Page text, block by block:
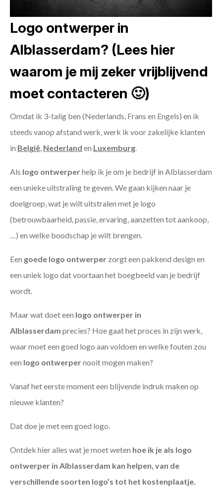
Logo ontwerper in
Alblasserdam? (Lees hier
waarom je mij zeker vrijblijvend
moet contacteren 🙂)
Omdat ik 3-talig ben (Nederlands, Frans en Engels) en ik
steeds vanop afstand werk, werk ik voor zakelijke klanten
in België, Nederland en Luxemburg.
Als logo ontwerperhelp ik je om je bedrijf in Alblasserdam
een unieke uitstraling te geven. We gaan kijken naar je
doelgroep, wat je wilt uitstralen met je logo
(betrouwbaarheid, passie, ervaring, aanzetten tot aankoop,
…) en welke boodschap je wilt brengen.
Een goede logo ontwerper zorgt een pakkend design en
een uniek logo dat voortaan het boegbeeld van je bedrijf
wordt.
Maar wat doet een logo ontwerper in
Alblasserdam precies? Hoe gaat het proces in zijn werk,
waar moet een goed logo aan voldoen en welke fouten zou
een logo ontwerpernooit mogen maken?
Vanaf het eerste moment een blijvende indruk maken op
nieuwe klanten?
Dat doe je met een goed logo.
Ontdek hier alles wat je moet weten hoe ik je als logo
ontwerper in Alblasserdam kan helpen, van de
verschillende soorten logo’s tot het kostenplaatje.